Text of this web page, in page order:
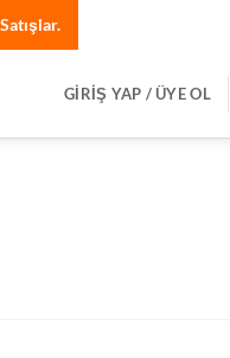
GIRIŞ YAP / ÜYE OL